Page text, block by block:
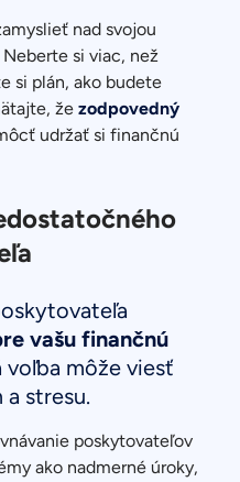
nad svojou
si viac, než
si plán, ako budete
žezodpovedný
udržať si finančnú
vašu finančnú
voľba môže viesť
a stresu.
poskytovateľov
ako nadmerné úroky,